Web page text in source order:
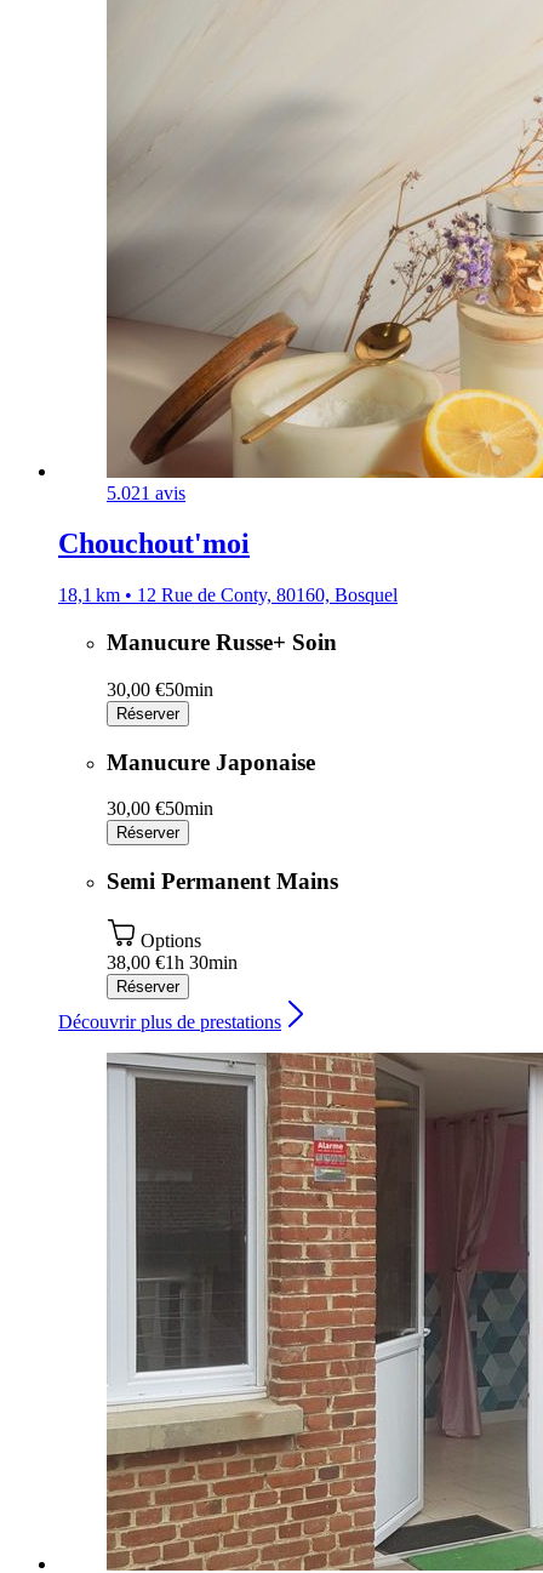
5.021 avis
Chouchout'moi
18,1 km • 12 Rue de Conty, 80160, Bosquel
Manucure Russe+ Soin
30,00 €50min
Réserver
Manucure Japonaise
30,00 €50min
Réserver
Semi Permanent Mains
Options
38,00 €1h 30min
Réserver
Découvrir plus de prestations